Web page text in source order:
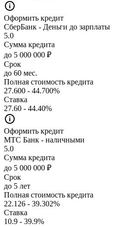
Оформить кредит
СберБанк - Деньги до зарплаты
5.0
Сумма кредита
до 5 000 000 ₽
Срок
до 60 мес.
Полная стоимость кредита
27.600 - 44.700%
Ставка
27.60 - 44.40%
Оформить кредит
МТС Банк - наличными
5.0
Сумма кредита
до 5 000 000 ₽
Срок
до 5 лет
Полная стоимость кредита
22.126 - 39.302%
Ставка
10.9 - 39.9%